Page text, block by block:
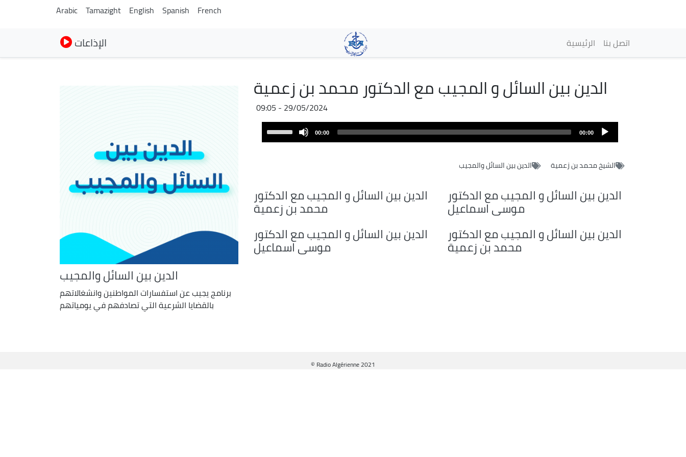
main
content
Arabic Tamazight English Spanish French
الإذاعات Navigation
الرئيسية اتصل بنا
الدين بين السائل و المجيب مع الدكتور محمد بن زعمية
29/05/2024 - 09:05
Player
00:00
00:00
or
decrease
الشيخ محمد بن زعمية الدين بين السائل والمجيب
الدين بين السائل و المجيب مع الدكتور
موسى اسماعيل
الدين بين السائل و المجيب مع الدكتور
محمد بن زعمية
الدين بين السائل و المجيب مع الدكتور
محمد بن زعمية
الدين بين السائل و المجيب مع الدكتور
موسى اسماعيل
الدين بين السائل والمجيب
برنامج يجيب عن استفسارات المواطنين وانشغالاتهم
بالقضايا الشرعية التي تصادفهم في يومياتهم
© Radio Algérienne 2021